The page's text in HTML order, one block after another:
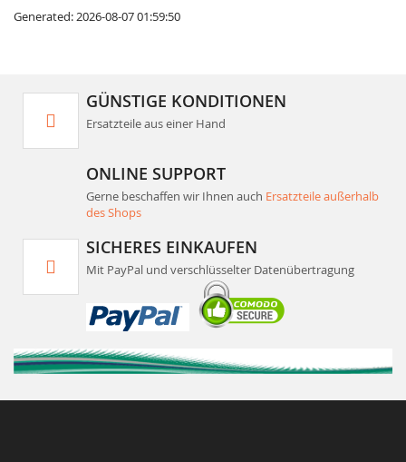
Generated: 2026-08-07 01:59:50
GÜNSTIGE KONDITIONEN
Ersatzteile aus einer Hand
ONLINE SUPPORT
Gerne beschaffen wir Ihnen auch Ersatzteile außerhalb
des Shops
SICHERES EINKAUFEN
Mit PayPal und verschlüsselter Datenübertragung